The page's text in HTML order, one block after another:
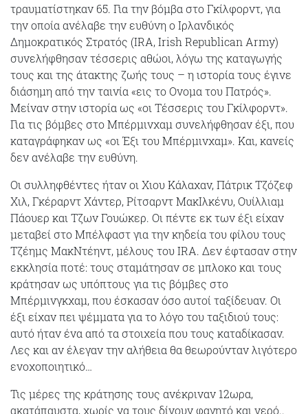
τραυματίστηκαν 65. Για την βόμβα στο Γκίλφορντ, για
την οποία ανέλαβε την ευθύνη ο Ιρλανδικός
Δημοκρατικός Στρατός (IRA, Irish Republican Army)
συνελήφθησαν τέσσερις αθώοι, λόγω της καταγωγής
τους και της άτακτης ζωής τους – η ιστορία τους έγινε
διάσημη από την ταινία «εις το Ονομα του Πατρός».
Μείναν στην ιστορία ως «οι Τέσσερις του Γκίλφορντ».
Για τις βόμβες στο Μπέρμινχαμ συνελήφθησαν έξι, που
καταγράφηκαν ως «οι Έξι του Μπέρμινχαμ». Και, κανείς
δεν ανέλαβε την ευθύνη.
Οι συλληφθέντες ήταν οι Χιου Κάλαχαν, Πάτρικ Τζόζεφ
Χιλ, Γκέραρντ Χάντερ, Ρίτσαρντ ΜακΙλκένυ, Ουίλλιαμ
Πάουερ και Τζων Γουώκερ. Οι πέντε εκ των έξι είχαν
μεταβεί στο Μπέλφαστ για την κηδεία του φίλου τους
Τζέημς ΜακΝτέηντ, μέλους του IRA. Δεν έφτασαν στην
εκκλησία ποτέ: τους σταμάτησαν σε μπλοκο και τους
κράτησαν ως υπόπτους για τις βόμβες στο
Μπέρμινγκχαμ, που έσκασαν όσο αυτοί ταξίδευαν. Οι
έξι είχαν πει ψέμματα για το λόγο του ταξιδιού τους:
αυτό ήταν ένα από τα στοιχεία που τους καταδίκασαν.
Λες και αν έλεγαν την αλήθεια θα θεωρούνταν λιγότερο
ενοχοποιητικό…
Τις μέρες της κράτησης τους ανέκριναν 12ωρα,
ακατάπαυστα, χωρίς να τους δίνουν φαγητό και νερό..